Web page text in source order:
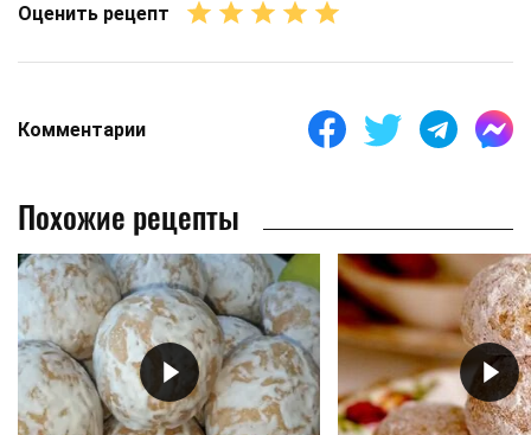
Оценить рецепт
Комментарии
Похожие рецепты